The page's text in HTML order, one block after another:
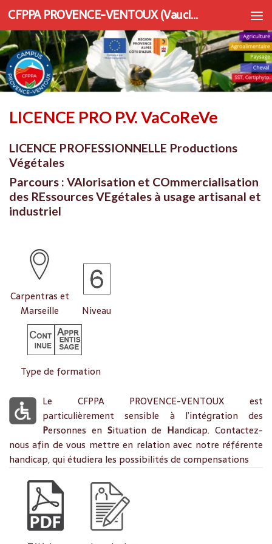
Au dessous du contenu CFPPA PROVENCE-VENTOUX (Vaucluse) | Apprentissage et Formation continue
LICENCE PRO P.V. VaCoReVe
LICENCE PROFESSIONNELLE Productions
Végétales
Parcours : VAlorisation et COmmercialisation
des REssources VEgétales à usage artisanal et
industriel
Carpentras et
Marseille
Niveau
Type de formation
Le CFPPA PROVENCE-VENTOUX est
particulièrement sensible à l’intégration des
Personnes en Situation de Handicap. Contactez-
nous afin de vous mettre en relation avec notre référente
handicap, qui étudiera les possibilités de compensations